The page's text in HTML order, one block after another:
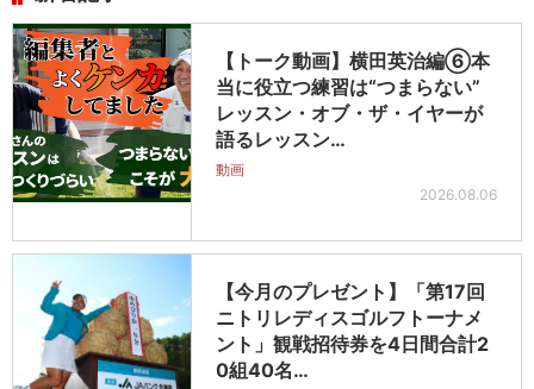
【トーク動画】横田英治編⑥本
当に役立つ練習は“つまらない”
レッスン・オブ・ザ・イヤーが
語るレッスン…
動画
2026.08.06
【今月のプレゼント】「第17回
ニトリレディスゴルフトーナメ
ント」観戦招待券を4日間合計2
0組40名…